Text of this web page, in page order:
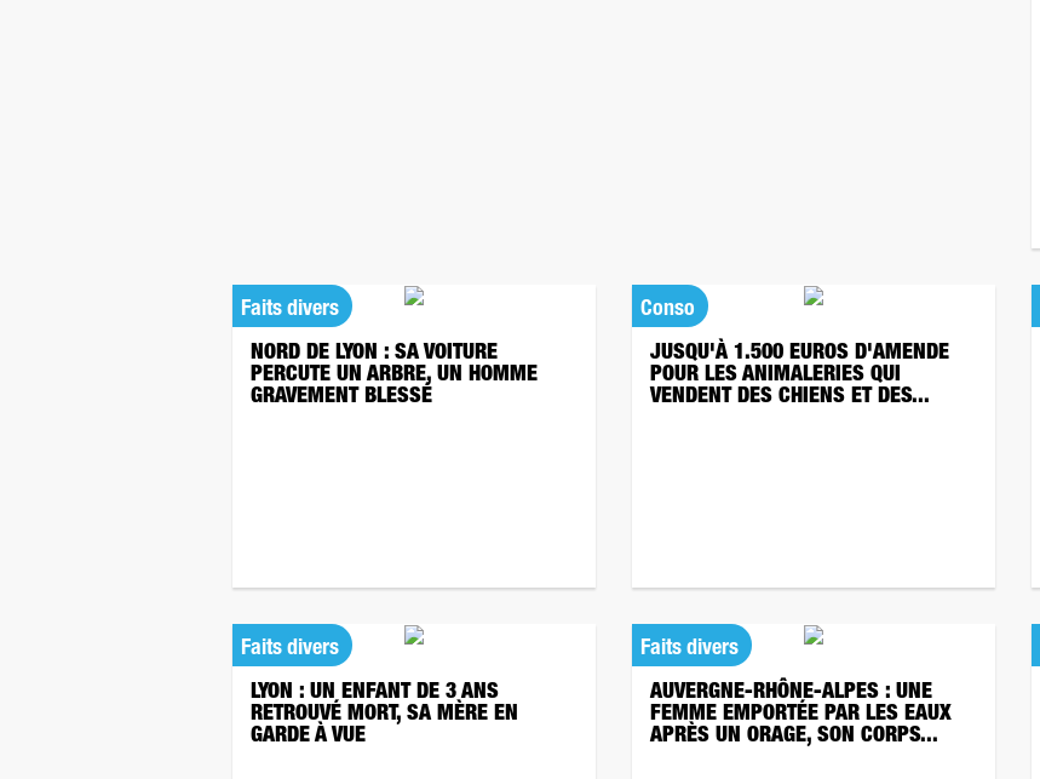
Faits divers
NORD DE LYON : SA VOITURE
PERCUTE UN ARBRE, UN HOMME
GRAVEMENT BLESSÉ
Conso
JUSQU'À 1.500 EUROS D'AMENDE
POUR LES ANIMALERIES QUI
VENDENT DES CHIENS ET DES...
Faits divers
LYON : UN ENFANT DE 3 ANS
RETROUVÉ MORT, SA MÈRE EN
GARDE À VUE
Faits divers
AUVERGNE-RHÔNE-ALPES : UNE
FEMME EMPORTÉE PAR LES EAUX
APRÈS UN ORAGE, SON CORPS...